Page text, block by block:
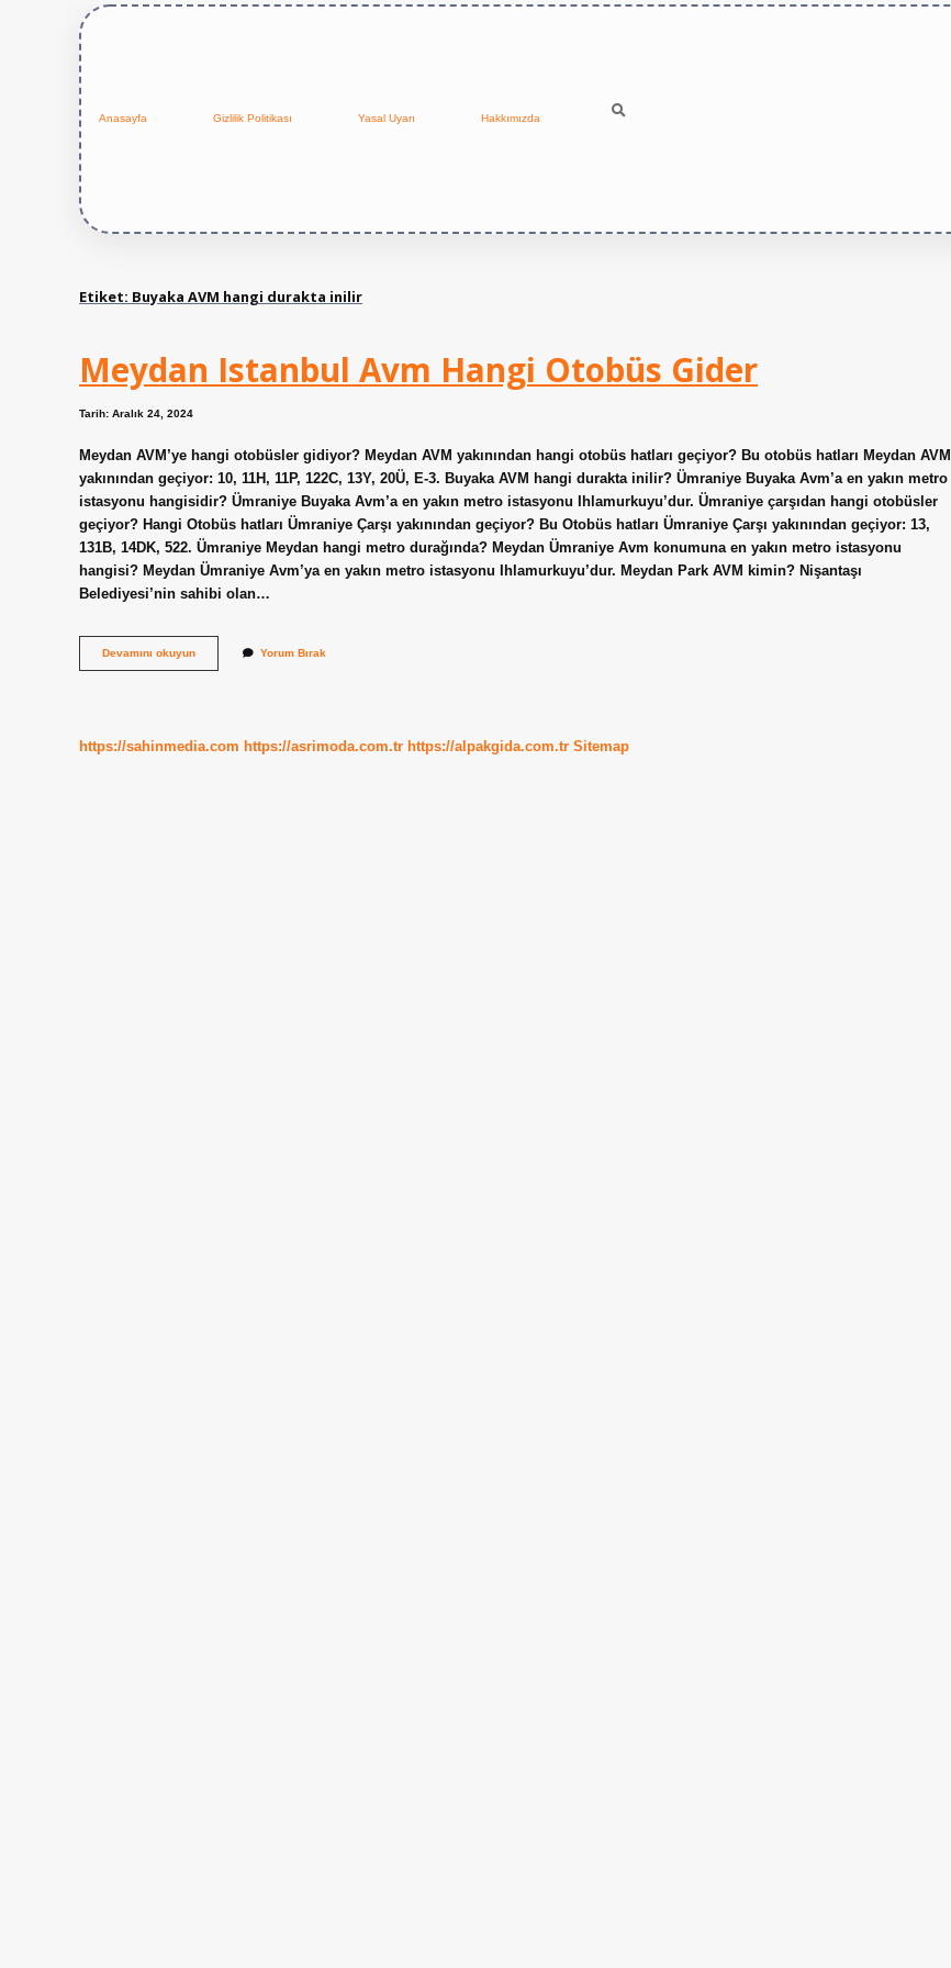
Anasayfa Gizlilik Politikası Yasal Uyarı Hakkımızda
Etiket: Buyaka AVM hangi durakta inilir
Meydan Istanbul Avm Hangi Otobüs Gider
Tarih: Aralık 24, 2024
Meydan AVM’ye hangi otobüsler gidiyor? Meydan AVM yakınından hangi otobüs hatları geçiyor? Bu otobüs hatları Meydan AVM
yakınından geçiyor: 10, 11H, 11P, 122C, 13Y, 20Ü, E-3. Buyaka AVM hangi durakta inilir? Ümraniye Buyaka Avm’a en yakın metro
istasyonu hangisidir? Ümraniye Buyaka Avm’a en yakın metro istasyonu Ihlamurkuyu’dur. Ümraniye çarşıdan hangi otobüsler
geçiyor? Hangi Otobüs hatları Ümraniye Çarşı yakınından geçiyor? Bu Otobüs hatları Ümraniye Çarşı yakınından geçiyor: 13,
131B, 14DK, 522. Ümraniye Meydan hangi metro durağında? Meydan Ümraniye Avm konumuna en yakın metro istasyonu
hangisi? Meydan Ümraniye Avm’ya en yakın metro istasyonu Ihlamurkuyu’dur. Meydan Park AVM kimin? Nişantaşı
Belediyesi’nin sahibi olan…
Devamını okuyunMeydan
Istanbul
Yorum Bırak
https://sahinmedia.com https://asrimoda.com.tr https://alpakgida.com.tr Sitemap